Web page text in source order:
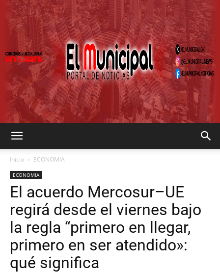
MUNICIPAL
Inicio ECONOMIA
ECONOMIA
El acuerdo Mercosur–UE
regirá desde el viernes bajo
la regla “primero en llegar,
primero en ser atendido»:
qué significa